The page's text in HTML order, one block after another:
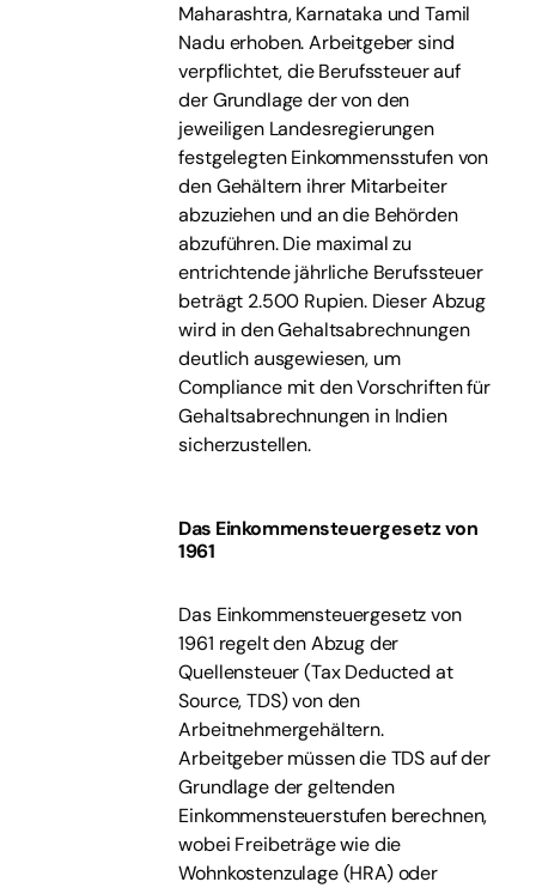
Maharashtra, Karnataka und Tamil
Nadu erhoben. Arbeitgeber sind
verpflichtet, die Berufssteuer auf
der Grundlage der von den
jeweiligen Landesregierungen
festgelegten Einkommensstufen von
den Gehältern ihrer Mitarbeiter
abzuziehen und an die Behörden
abzuführen. Die maximal zu
entrichtende jährliche Berufssteuer
beträgt 2.500 Rupien. Dieser Abzug
wird in den Gehaltsabrechnungen
deutlich ausgewiesen, um
Compliance mit den Vorschriften für
Gehaltsabrechnungen in Indien
sicherzustellen.
Das Einkommensteuergesetz von
1961
Das Einkommensteuergesetz von
1961 regelt den Abzug der
Quellensteuer (Tax Deducted at
Source, TDS) von den
Arbeitnehmergehältern.
Arbeitgeber müssen die TDS auf der
Grundlage der geltenden
Einkommensteuerstufen berechnen,
wobei Freibeträge wie die
Wohnkostenzulage (HRA) oder